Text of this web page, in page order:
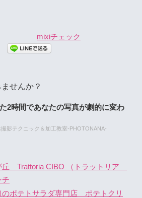
mixiチェック
せんか？
2時間であなたの写真が劇的に変わ
撮影テクニック＆加工教室-PHOTONANA-
Trattoria CIBO （トラットリア
チ
のポテトサラダ専門店 ポテトクリ